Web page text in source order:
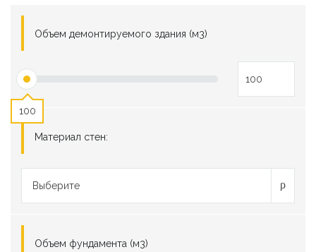
Объем демонтируемого здания (м3)
100
Материал стен:
Выберите
Объем фундамента (м3)